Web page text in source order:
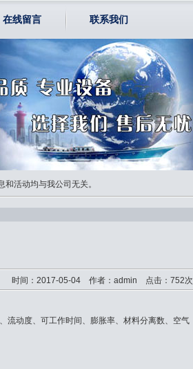
在线留言 联系我们
活动均与我公司无关。
时间：2017-05-04 作者：admin 点击：752次
流动度、可工作时间、膨胀率、材料分离数、空气